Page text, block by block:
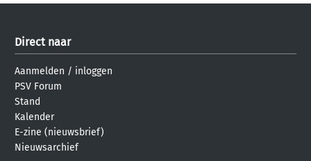
Direct naar
Aanmelden / inloggen
PSV Forum
Stand
Kalender
E-zine (nieuwsbrief)
Nieuwsarchief